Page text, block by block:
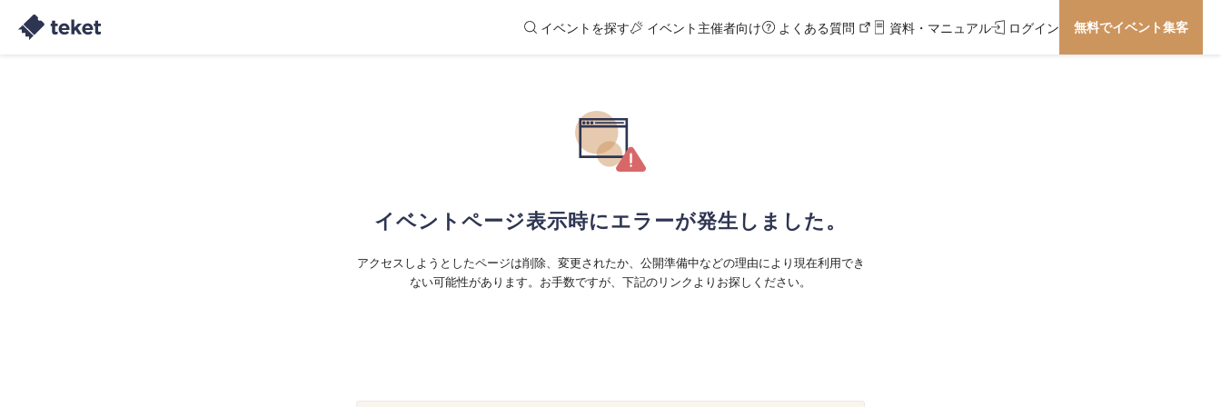
イベントを探す イベント主催者向け よくある質問 資料・マニュアル ログイン 無料でイベント集客
イベントページ表示時にエラーが発生しました。
アクセスしようとしたページは削除、変更されたか、公開準備中などの理由により現在利用でき
ない可能性があります。お手数ですが、下記のリンクよりお探しください。